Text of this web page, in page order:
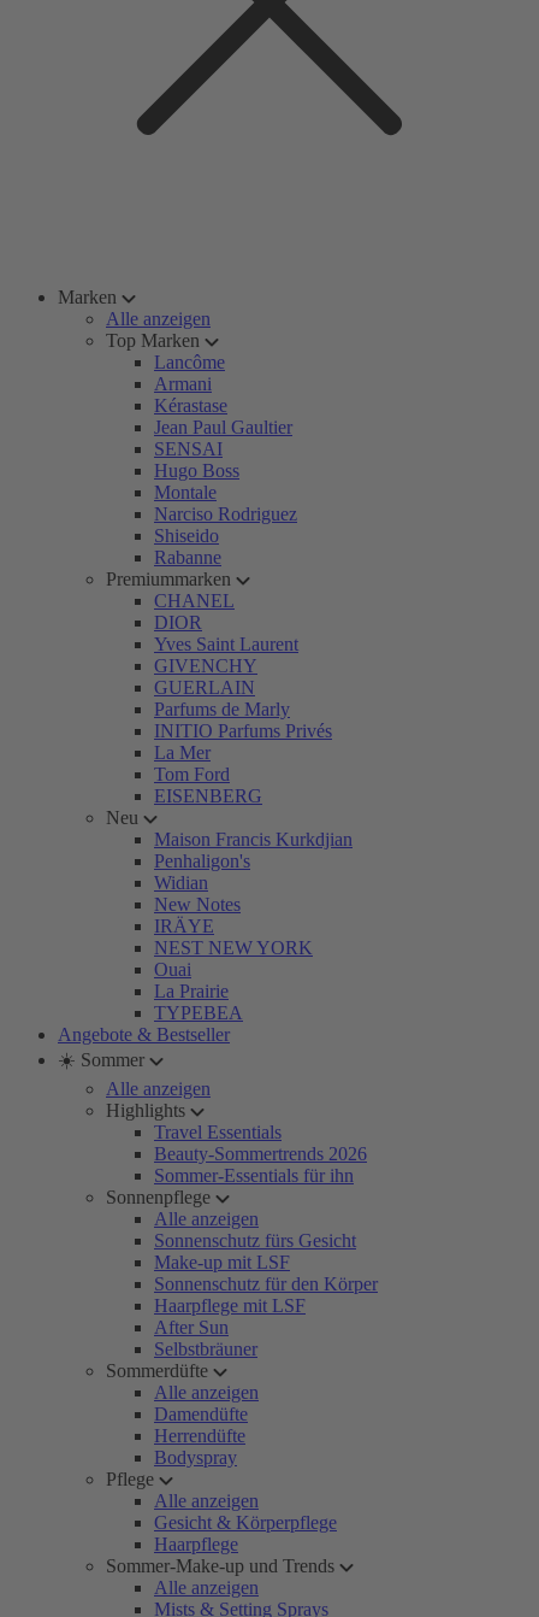
Marken
Alle anzeigen
Top Marken
Lancôme
Armani
Kérastase
Jean Paul Gaultier
SENSAI
Hugo Boss
Montale
Narciso Rodriguez
Shiseido
Rabanne
Premiummarken
CHANEL
DIOR
Yves Saint Laurent
GIVENCHY
GUERLAIN
Parfums de Marly
INITIO Parfums Privés
La Mer
Tom Ford
EISENBERG
Neu
Maison Francis Kurkdjian
Penhaligon's
Widian
New Notes
IRÄYE
NEST NEW YORK
Ouai
La Prairie
TYPEBEA
Angebote & Bestseller
☀️ Sommer
Alle anzeigen
Highlights
Travel Essentials
Beauty-Sommertrends 2026
Sommer-Essentials für ihn
Sonnenpflege
Alle anzeigen
Sonnenschutz fürs Gesicht
Make-up mit LSF
Sonnenschutz für den Körper
Haarpflege mit LSF
After Sun
Selbstbräuner
Sommerdüfte
Alle anzeigen
Damendüfte
Herrendüfte
Bodyspray
Pflege
Alle anzeigen
Gesicht & Körperpflege
Haarpflege
Sommer-Make-up und Trends
Alle anzeigen
Mists & Setting Sprays